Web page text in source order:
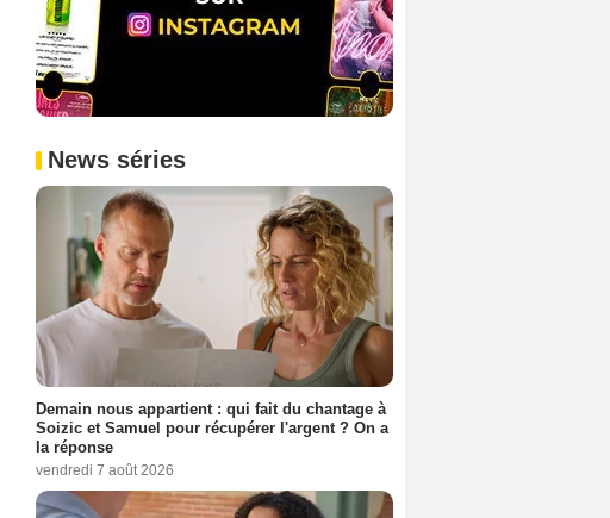
News séries
Demain nous appartient : qui fait du chantage à
Soizic et Samuel pour récupérer l'argent ? On a
la réponse
vendredi 7 août 2026